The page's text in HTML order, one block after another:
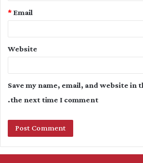
Email
*
Website
Save my name, email, and website
the next time I comment.